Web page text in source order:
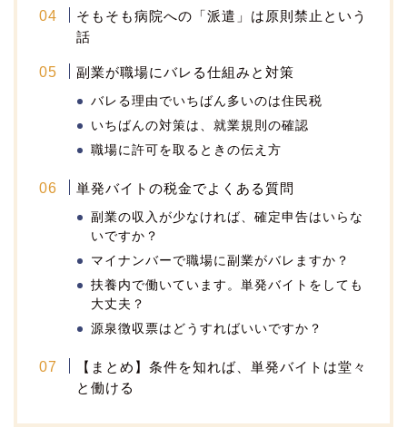
そもそも病院への「派遣」は原則禁止という
話
副業が職場にバレる仕組みと対策
バレる理由でいちばん多いのは住民税
いちばんの対策は、就業規則の確認
職場に許可を取るときの伝え方
単発バイトの税金でよくある質問
副業の収入が少なければ、確定申告はいらな
いですか？
マイナンバーで職場に副業がバレますか？
扶養内で働いています。単発バイトをしても
大丈夫？
源泉徴収票はどうすればいいですか？
【まとめ】条件を知れば、単発バイトは堂々
と働ける